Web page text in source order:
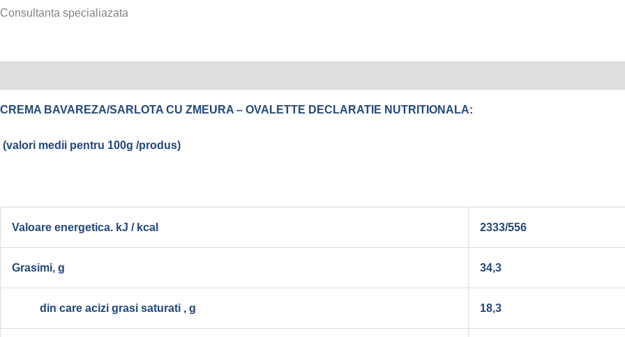
Consultanta specialiazata
CREMA BAVAREZA/SARLOTA CU ZMEURA – OVALETTE DECLARATIE NUTRITIONALA:
(valori medii pentru 100g /produs)
Valoare energetica. kJ / kcal 2333/556
Grasimi, g 34,3
din care acizi grasi saturati , g 18,3